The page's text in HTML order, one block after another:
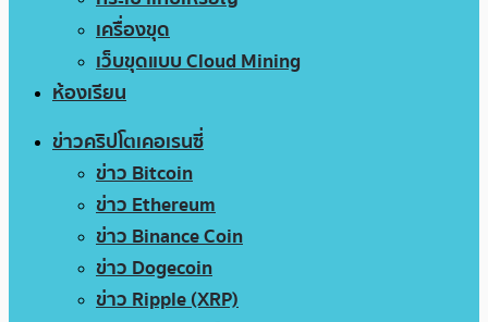
เครื่องขุด
เว็บขุดแบบ Cloud Mining
ห้องเรียน
ข่าวคริปโตเคอเรนซี่
ข่าว Bitcoin
ข่าว Ethereum
ข่าว Binance Coin
ข่าว Dogecoin
ข่าว Ripple (XRP)